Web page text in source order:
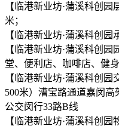
【临港新业坊·蒲溪科创
米；
【临港新业坊·蒲溪科创园
【临港新业坊·蒲溪科创
堂、便利店、咖啡店、健
【临港新业坊·蒲溪科创
500米）漕宝路通道嘉闵高
公交闵行33路B线
【临港新业坊·蒲溪科创园